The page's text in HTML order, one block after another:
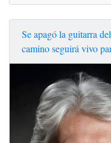
Se apagó la guitarra
camino seguirá vivo